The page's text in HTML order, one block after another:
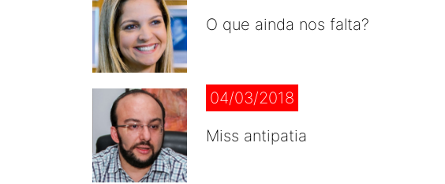
O que ainda nos falta?
04/03/2018
Miss antipatia